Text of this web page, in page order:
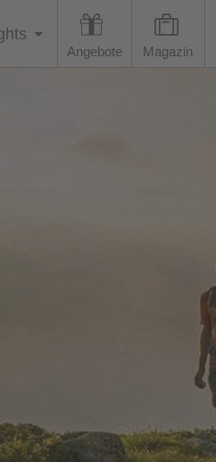
Angebote Magazin